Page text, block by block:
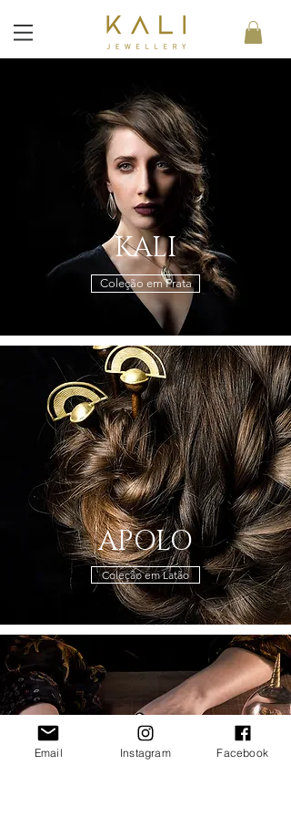
KALI
Coleção em Prata
APOLO
Coleção em Latão
Email Instagram Facebook